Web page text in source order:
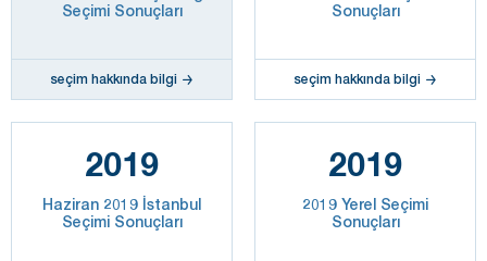
Seçimi Sonuçları
seçim hakkında bilgi
Sonuçları
seçim hakkında bilgi
2019
Haziran 2019 İstanbul
Seçimi Sonuçları
2019
2019 Yerel Seçimi
Sonuçları